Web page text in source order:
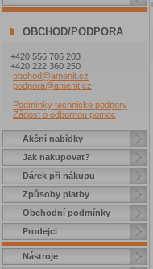
OBCHOD/PODPORA
+420 556 706 203
+420 222 360 250
obchod@amenit.cz
podpora@amenit.cz
Podmínky technické podpory
Žádost o odbornou pomoc
Akční nabídky
Jak nakupovat?
Dárek při nákupu
Způsoby platby
Obchodní podmínky
Prodejci
Nástroje